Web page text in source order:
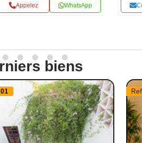
Appelez WhatsApp
biens